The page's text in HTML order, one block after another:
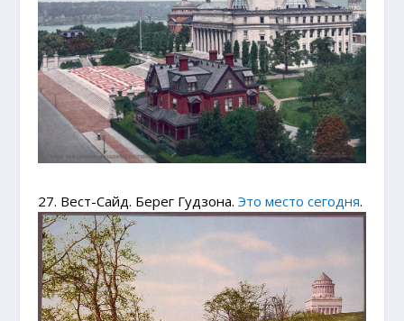
27. Вест-Сайд. Берег Гудзона.Это место сегодня.